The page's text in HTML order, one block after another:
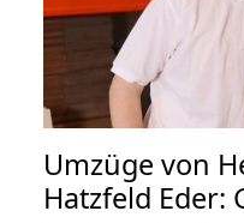
Umzüge von
Hatzfeld Eder: